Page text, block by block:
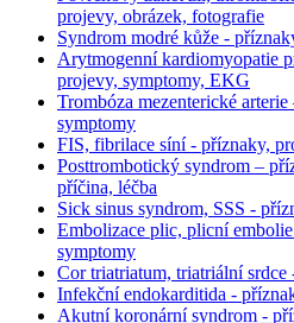
projevy, obrázek, fotografie
Syndrom modré kůže -
Arytmogenní kardiomyopatie
projevy, symptomy, EKG
Trombóza mezenterické
symptomy
FIS, fibrilace síní - příznaky,
Posttrombotický syndrom –
příčina, léčba
Sick sinus syndrom, SSS -
Embolizace plic, plicní
symptomy
Cor triatriatum, triatriální
Infekční endokarditida -
Akutní koronární syndrom -